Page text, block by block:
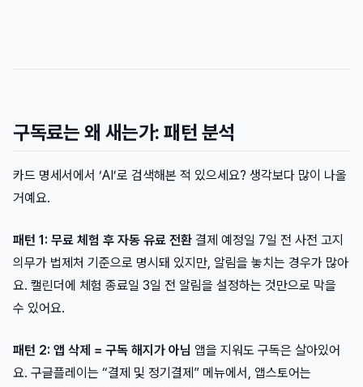
구독료는 왜 새는가: 패턴 분석
카드 명세서에서 ‘AI’로 검색해본 적 있으세요? 생각보다 많이 나올
거예요.
패턴 1: 무료 체험 후 자동 유료 전환 결제 예정일 7일 전 사전 고지
의무가 법제처 기준으로 명시돼 있지만, 알림을 놓치는 경우가 많아
요. 캘린더에 체험 종료일 3일 전 알림을 설정하는 것만으로 막을
수 있어요.
패턴 2: 앱 삭제 = 구독 해지가 아님 앱을 지워도 구독은 살아있어
요. 구글플레이는 “결제 및 정기결제” 메뉴에서, 앱스토어는